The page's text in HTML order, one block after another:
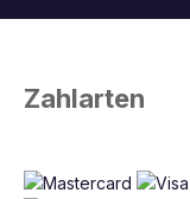
Zahlarten